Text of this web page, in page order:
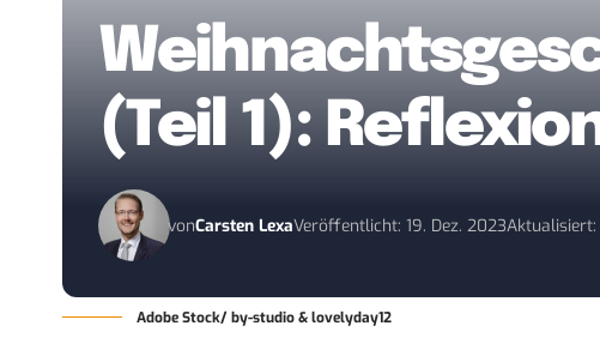
(Teil 1):
vonCarsten LexaVeröffentlicht: 19. Dez. 2023Aktualisiert:
Adobe Stock/ by-studio & lovelyday12